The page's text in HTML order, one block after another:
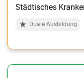
Städtisches
Duale Ausbildung